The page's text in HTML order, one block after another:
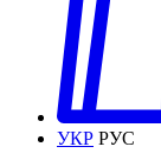
УКР РУС